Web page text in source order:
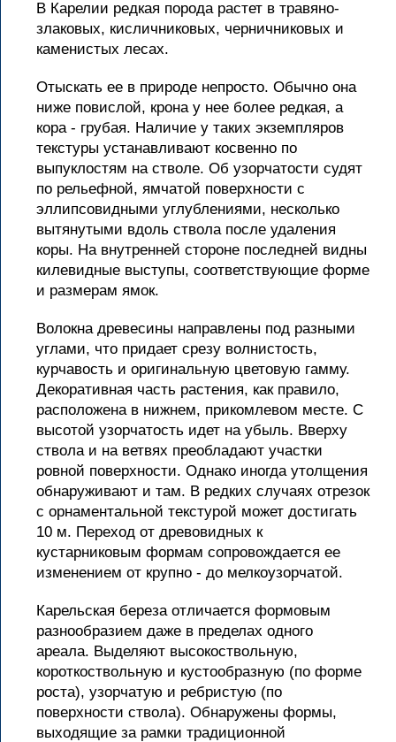
В Карелии редкая порода растет в травяно-
злаковых, кисличниковых, черничниковых и
каменистых лесах.
Отыскать ее в природе непросто. Обычно она
ниже повислой, крона у нее более редкая, а
кора - грубая. Наличие у таких экземпляров
текстуры устанавливают косвенно по
выпуклостям на стволе. Об узорчатости судят
по рельефной, ямчатой поверхности с
эллипсовидными углублениями, несколько
вытянутыми вдоль ствола после удаления
коры. На внутренней стороне последней видны
килевидные выступы, соответствующие форме
и размерам ямок.
Волокна древесины направлены под разными
углами, что придает срезу волнистость,
курчавость и оригинальную цветовую гамму.
Декоративная часть растения, как правило,
расположена в нижнем, прикомлевом месте. С
высотой узорчатость идет на убыль. Вверху
ствола и на ветвях преобладают участки
ровной поверхности. Однако иногда утолщения
обнаруживают и там. В редких случаях отрезок
с орнаментальной текстурой может достигать
10 м. Переход от древовидных к
кустарниковым формам сопровождается ее
изменением от крупно - до мелкоузорчатой.
Карельская береза отличается формовым
разнообразием даже в пределах одного
ареала. Выделяют высокоствольную,
короткоствольную и кустообразную (по форме
роста), узорчатую и ребристую (по
поверхности ствола). Обнаружены формы,
выходящие за рамки традиционной